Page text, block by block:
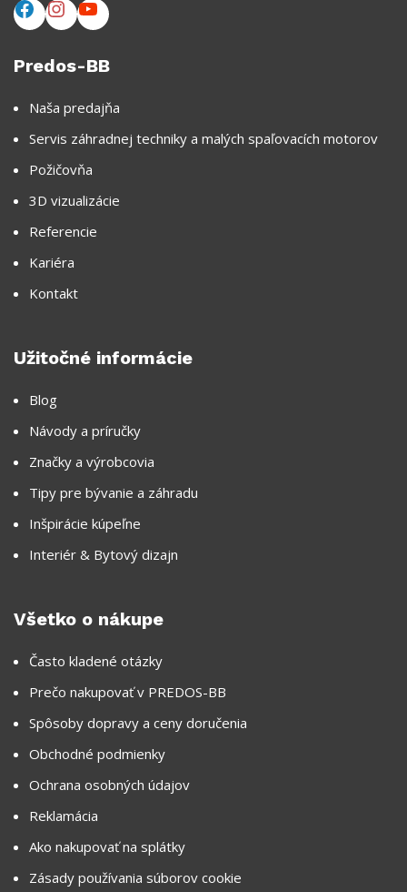
Predos-BB
Naša predajňa
Servis záhradnej techniky a malých spaľovacích motorov
Požičovňa
3D vizualizácie
Referencie
Kariéra
Kontakt
Užitočné informácie
Blog
Návody a príručky
Značky a výrobcovia
Tipy pre bývanie a záhradu
Inšpirácie kúpeľne
Interiér & Bytový dizajn
Všetko o nákupe
Často kladené otázky
Prečo nakupovať v PREDOS-BB
Spôsoby dopravy a ceny doručenia
Obchodné podmienky
Ochrana osobných údajov
Reklamácia
Ako nakupovať na splátky
Zásady používania súborov cookie